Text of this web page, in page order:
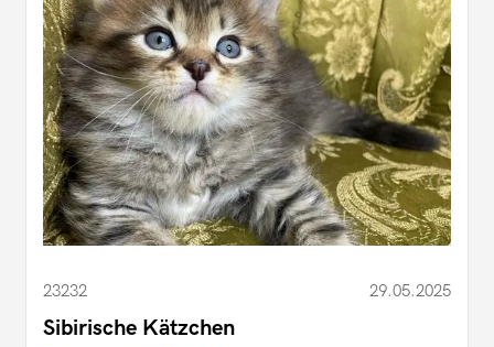
23232 29.05.2025
Sibirische Kätzchen